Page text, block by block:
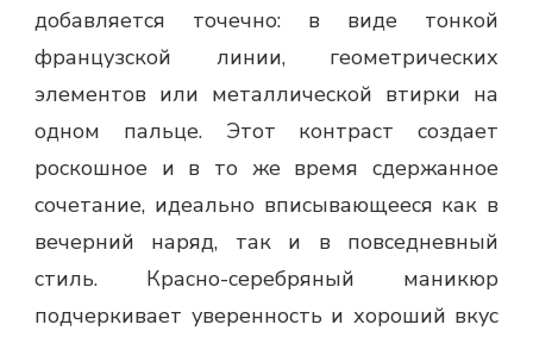
добавляется точечно: в виде тонкой
французской линии, геометрических
элементов или металлической втирки на
одном пальце. Этот контраст создает
роскошное и в то же время сдержанное
сочетание, идеально вписывающееся как в
вечерний наряд, так и в повседневный
стиль. Красно-серебряный маникюр
подчеркивает уверенность и хороший вкус